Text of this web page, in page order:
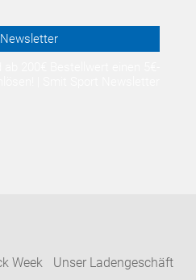
Week
Unser Ladengeschäft